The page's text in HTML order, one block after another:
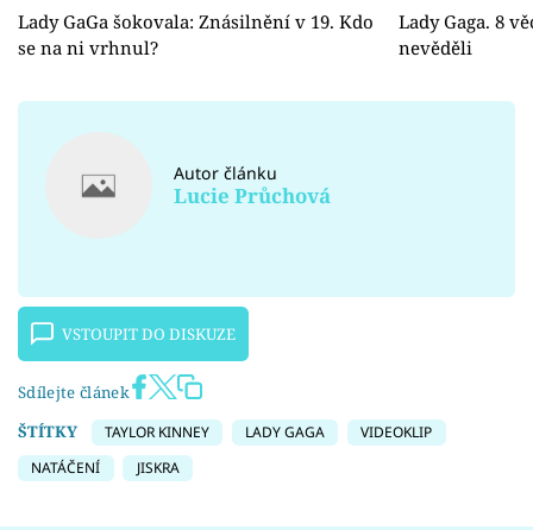
Lady GaGa šokovala: Znásilnění v 19. Kdo
se na ni vrhnul?
Lady Gaga. 8
nevěděli
Autor článku
Lucie Průchová
VSTOUPIT DO DISKUZE
Sdílejte článek
ŠTÍTKY
TAYLOR KINNEY LADY GAGA
VIDEOKLIP
NATÁČENÍ
JISKRA